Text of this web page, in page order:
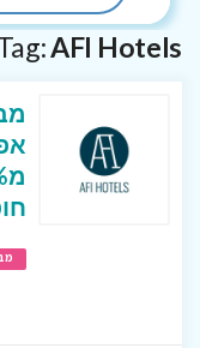
AFI Hotels הנחה